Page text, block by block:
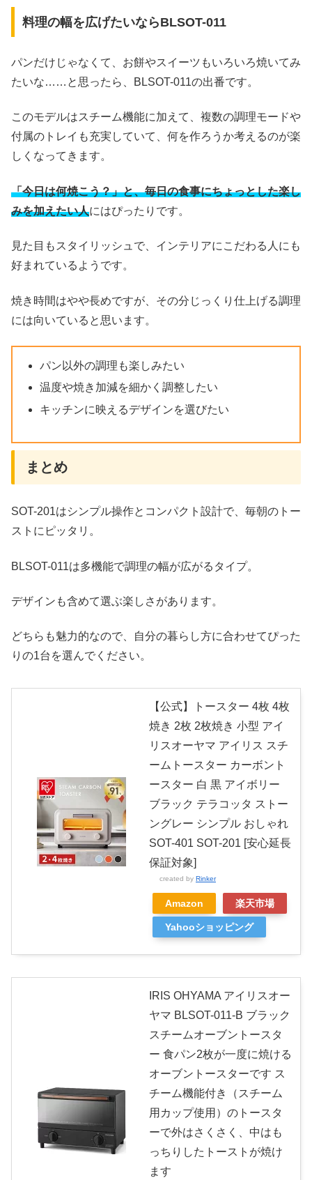
料理の幅を広げたいならBLSOT-011
パンだけじゃなくて、お餅やスイーツもいろいろ焼いてみ
たいな……と思ったら、BLSOT-011の出番です。
このモデルはスチーム機能に加えて、複数の調理モードや
付属のトレイも充実していて、何を作ろうか考えるのが楽
しくなってきます。
「今日は何焼こう？」と、毎日の食事にちょっとした楽し
みを加えたい人にはぴったりです。
見た目もスタイリッシュで、インテリアにこだわる人にも
好まれているようです。
焼き時間はやや長めですが、その分じっくり仕上げる調理
には向いていると思います。
パン以外の調理も楽しみたい
温度や焼き加減を細かく調整したい
キッチンに映えるデザインを選びたい
まとめ
SOT-201はシンプル操作とコンパクト設計で、毎朝のトー
ストにピッタリ。
BLSOT-011は多機能で調理の幅が広がるタイプ。
デザインも含めて選ぶ楽しさがあります。
どちらも魅力的なので、自分の暮らし方に合わせてぴった
りの1台を選んでください。
【公式】トースター 4枚 4枚
焼き 2枚 2枚焼き 小型 アイ
リスオーヤマ アイリス スチ
ームトースター カーボント
ースター 白 黒 アイボリー
ブラック テラコッタ ストー
ングレー シンプル おしゃれ
SOT-401 SOT-201 [安心延長
保証対象]
created by Rinker
Amazon 楽天市場
Yahooショッピング
IRIS OHYAMA アイリスオー
ヤマ BLSOT-011-B ブラック
スチームオーブントースタ
ー 食パン2枚が一度に焼ける
オーブントースターです ス
チーム機能付き（スチーム
用カップ使用）のトースタ
ーで外はさくさく、中はも
っちりしたトーストが焼け
ます